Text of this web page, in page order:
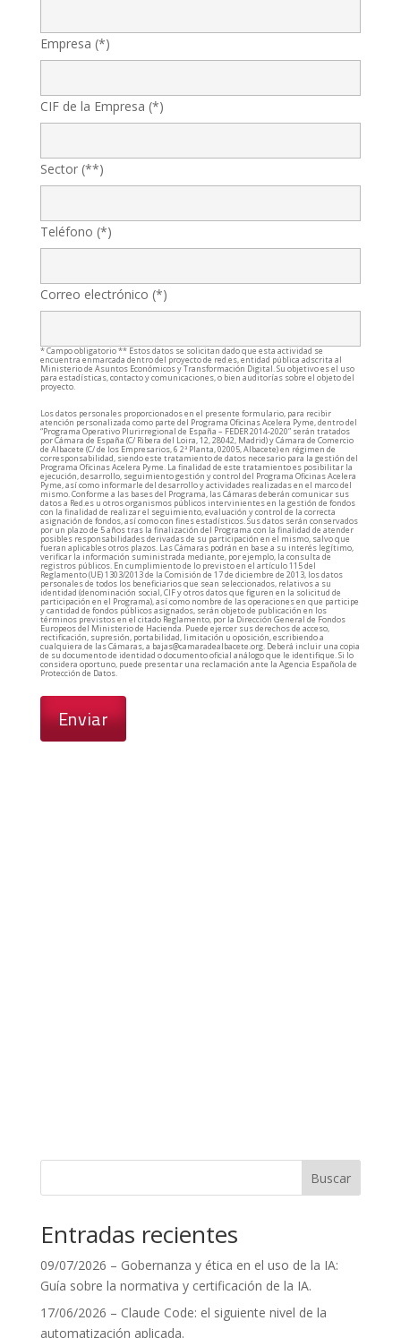
Empresa (*)
CIF de la Empresa (*)
Sector (**)
Teléfono (*)
Correo electrónico (*)
* Campo obligatorio ** Estos datos se solicitan dado que esta actividad se
encuentra enmarcada dentro del proyecto de red.es, entidad pública adscrita al
Ministerio de Asuntos Económicos y Transformación Digital. Su objetivo es el uso
para estadísticas, contacto y comunicaciones, o bien auditorías sobre el objeto del
proyecto.
Los datos personales proporcionados en el presente formulario, para recibir
atención personalizada como parte del Programa Oficinas Acelera Pyme, dentro del
“Programa Operativo Plurirregional de España – FEDER 2014-2020” serán tratados
por Cámara de España (C/ Ribera del Loira, 12, 28042, Madrid) y Cámara de Comercio
de Albacete (C/ de los Empresarios, 6 2ª Planta, 02005, Albacete) en régimen de
corresponsabilidad, siendo este tratamiento de datos necesario para la gestión del
Programa Oficinas Acelera Pyme. La finalidad de este tratamiento es posibilitar la
ejecución, desarrollo, seguimiento gestión y control del Programa Oficinas Acelera
Pyme, así como informarle del desarrollo y actividades realizadas en el marco del
mismo. Conforme a las bases del Programa, las Cámaras deberán comunicar sus
datos a Red.es u otros organismos públicos intervinientes en la gestión de fondos
con la finalidad de realizar el seguimiento, evaluación y control de la correcta
asignación de fondos, así como con fines estadísticos. Sus datos serán conservados
por un plazo de 5 años tras la finalización del Programa con la finalidad de atender
posibles responsabilidades derivadas de su participación en el mismo, salvo que
fueran aplicables otros plazos. Las Cámaras podrán en base a su interés legítimo,
verificar la información suministrada mediante, por ejemplo, la consulta de
registros públicos. En cumplimiento de lo previsto en el artículo 115 del
Reglamento (UE) 1303/2013 de la Comisión de 17 de diciembre de 2013, los datos
personales de todos los beneficiarios que sean seleccionados, relativos a su
identidad (denominación social, CIF y otros datos que figuren en la solicitud de
participación en el Programa), así como nombre de las operaciones en que participe
y cantidad de fondos públicos asignados, serán objeto de publicación en los
términos previstos en el citado Reglamento, por la Dirección General de Fondos
Europeos del Ministerio de Hacienda. Puede ejercer sus derechos de acceso,
rectificación, supresión, portabilidad, limitación u oposición, escribiendo a
cualquiera de las Cámaras, a bajas@camaradealbacete.org. Deberá incluir una copia
de su documento de identidad o documento oficial análogo que le identifique. Si lo
considera oportuno, puede presentar una reclamación ante la Agencia Española de
Protección de Datos.
Buscar
Entradas recientes
09/07/2026 – Gobernanza y ética en el uso de la IA:
Guía sobre la normativa y certificación de la IA.
17/06/2026 – Claude Code: el siguiente nivel de la
automatización aplicada.